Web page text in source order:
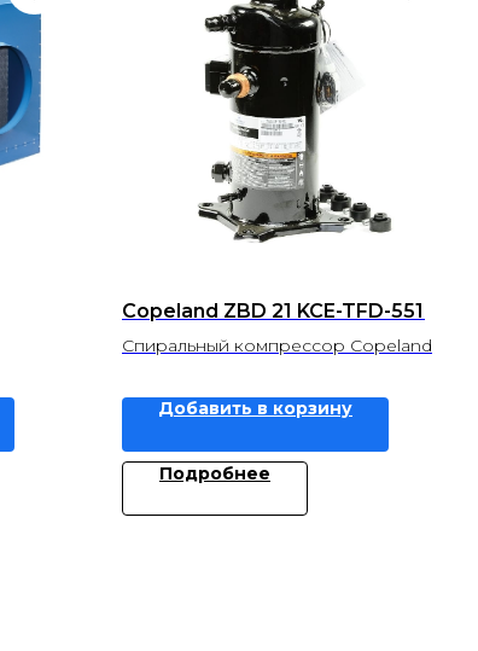
Copeland ZBD 21 KCE-TFD-551
Спиральный компрессор Copeland
Добавить в корзину
Подробнее